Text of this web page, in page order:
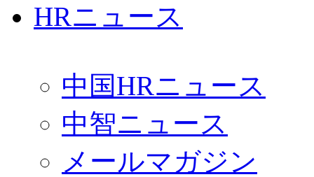
HRニュース
中国HRニュース
中智ニュース
メールマガジン